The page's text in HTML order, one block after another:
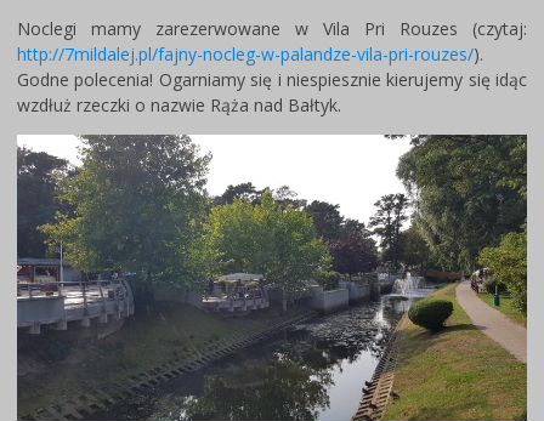
Noclegi mamy zarezerwowane w Vila Pri Rouzes (czytaj:
http://7mildalej.pl/fajny-nocleg-w-palandze-vila-pri-rouzes/).
Godne polecenia! Ogarniamy się i niespiesznie kierujemy się idąc
wzdłuż rzeczki o nazwie Rąża nad Bałtyk.